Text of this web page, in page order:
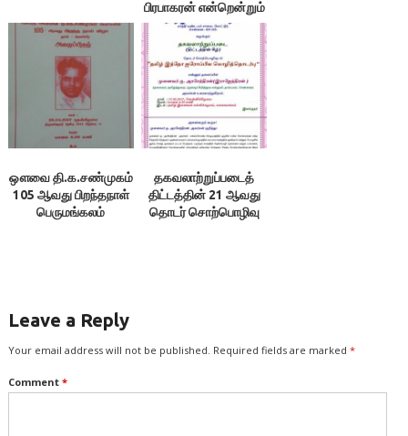
பிரபாகரன் என்றென்றும்
வாழியவே! –
இலக்குவனார்
திருவள்ளுவன்
ஔவை தி.க.சண்முகம்
105 ஆவது பிறந்தநாள்
பெருமங்கலம்
தகவலாற்றுப்படைத்
திட்டத்தின் 21 ஆவது
தொடர் சொற்பொழிவு
Leave a Reply
Your email address will not be published. Required fields are marked *
Comment *